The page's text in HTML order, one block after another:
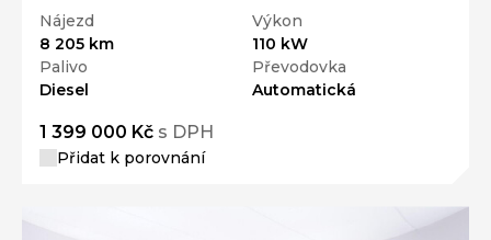
Nájezd
8 205 km
Výkon
110 kW
Palivo
Diesel
Převodovka
Automatická
1 399 000 Kč s DPH
Přidat k porovnání